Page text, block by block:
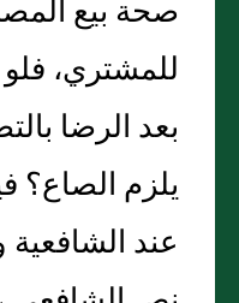
صحة بيع
للمشتري،
بعد الرضا
يلزم الصاع؟
عند